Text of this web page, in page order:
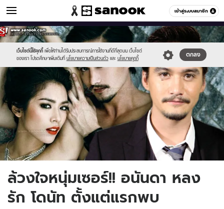
เข้าสู่ระบบสมาชิก
ข่าวบันเทิง หมวดอื่นๆ
เว็บไซต์นี้ใช้คุกกี้ เพื่อให้ท่านได้รับประสบการณ์การใช้งานที่ดีที่สุดบน เว็บไซต์
ของเรา โปรดศึกษาเพิ่มเติมที่ นโยบายความเป็นส่วนตัว และ นโยบายคุกกี้
ตกลง
Sanook
//s.isanook.com/sr/0/images/logo-
new-
sanook.png
600
60
//s.isanook.com/ns/0/ud/232/1164890/600.jpg
ล้วงใจหนุ่มเซอร์!! อนันดา หลง
รัก โดนัท ตั้งแต่แรกพบ